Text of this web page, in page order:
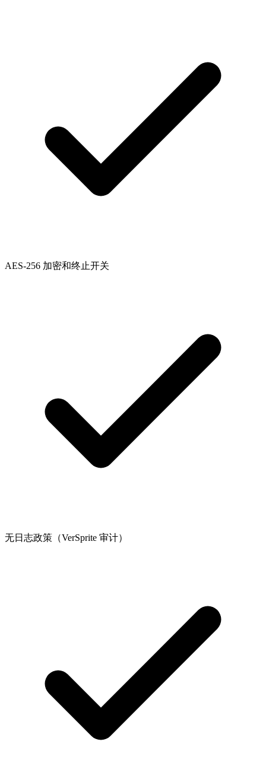
AES-256 加密和终止开关
无日志政策（VerSprite 审计）